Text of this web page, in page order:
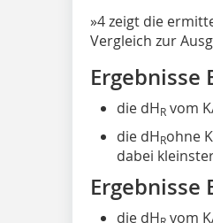
»4zeigt die
Vergleich zur
Ergebnisse
die dHR vom
die dHRohne
dabei
Ergebnisse
die dH vom